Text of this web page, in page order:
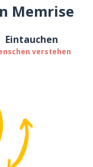
Memrise
Eintauchen
verstehen